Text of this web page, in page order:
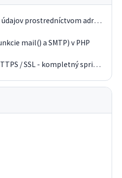
cURL v PHP - sťahovanie údajov prostredníctvom adresy URL
mail() a SMTP) v PHP
Ako nastaviť certifikát HTTPS / SSL - kompletný sprievodca